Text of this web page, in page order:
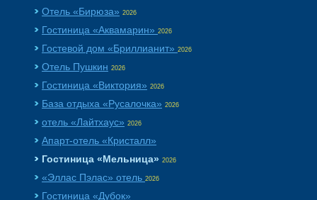
Отель «Бирюза» 2026
Гостиница «Аквамарин» 2026
Гостевой дом «Бриллианит» 2026
Отель Пушкин 2026
Гостиница «Виктория» 2026
База отдыха «Русалочка» 2026
отель «Лайтхаус» 2026
Апарт-отель «Кристалл»
Гостиница «Мельница» 2026
«Эллас Пэлас» отель 2026
Гостиница «Дубок»